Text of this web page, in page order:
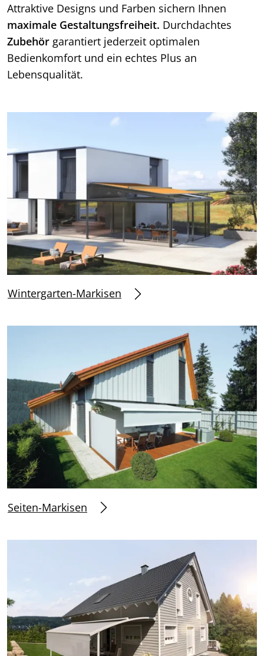
Attraktive Designs und Farben sichern Ihnen
maximale Gestaltungsfreiheit. Durchdachtes
Zubehör garantiert jederzeit optimalen
Bedienkomfort und ein echtes Plus an
Lebensqualität.
Wintergarten-Markisen
Seiten-Markisen